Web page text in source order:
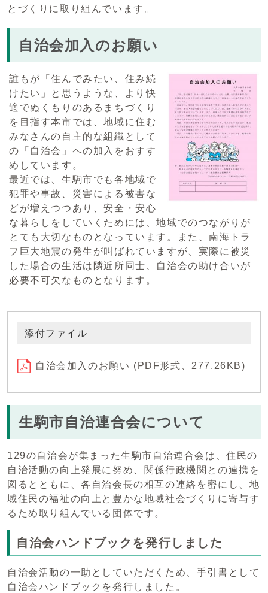
とづくりに取り組んでいます。
自治会加入のお願い
誰もが「住んでみたい、住み続
けたい」と思うような、より快
適でぬくもりのあるまちづくり
を目指す本市では、地域に住む
みなさんの自主的な組織として
の「自治会」への加入をおすす
めしています。
最近では、生駒市でも各地域で
犯罪や事故、災害による被害な
どが増えつつあり、安全・安心
な暮らしをしていくためには、地域でのつながりが
とても大切なものとなっています。また、南海トラ
フ巨大地震の発生が叫ばれていますが、実際に被災
した場合の生活は隣近所同士、自治会の助け合いが
必要不可欠なものとなります。
添付ファイル
自治会加入のお願い (PDF形式、277.26KB)
生駒市自治連合会について
129の自治会が集まった生駒市自治連合会は、住民の
自治活動の向上発展に努め、関係行政機関との連携を
図るとともに、各自治会長の相互の連絡を密にし、地
域住民の福祉の向上と豊かな地域社会づくりに寄与す
るため取り組んでいる団体です。
自治会ハンドブックを発行しました
自治会活動の一助としていただくため、手引書として
自治会ハンドブックを発行しました。